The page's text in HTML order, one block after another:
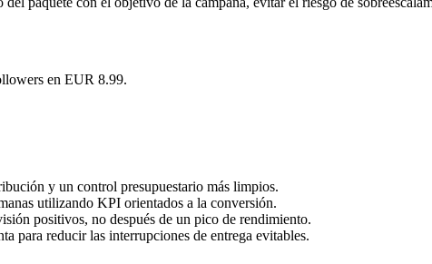
en EUR 8.99.
y un control presupuestario más limpios.
utilizando KPI orientados a la conversión.
positivos, no después de un pico de rendimiento.
para reducir las interrupciones de entrega evitables.